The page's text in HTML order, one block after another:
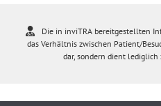
Die in inviTRA bereitgestellten
das Verhältnis zwischen Patient/
dar, sondern dient